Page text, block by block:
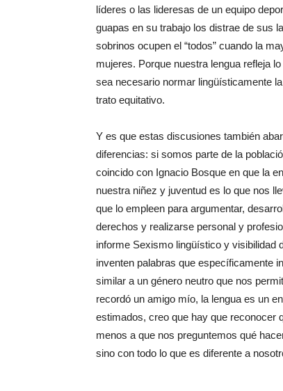
líderes o las lideresas de un equipo
guapas en su trabajo los distrae de sus
sobrinos ocupen el “todos” cuando la
mujeres. Porque nuestra lengua refleja
sea necesario normar lingüísticamente
trato equitativo.
Y es que estas discusiones también
diferencias: si somos parte de la
coincido con Ignacio Bosque en que la
nuestra niñez y juventud es lo que nos
que lo empleen para argumentar,
derechos y realizarse personal y
informe Sexismo lingüístico y visibilidad
inventen palabras que específicamente
similar a un género neutro que nos
recordó un amigo mío, la lengua es un
estimados, creo que hay que reconocer
menos a que nos preguntemos qué
sino con todo lo que es diferente a